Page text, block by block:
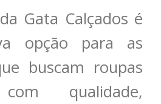
Gata Calçados é
opção para as
buscam roupas
qualidade,